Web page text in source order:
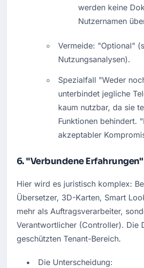
werden keine
Nutzernamen
Vermeide: "Optional"
Nutzungsanalysen).
Spezialfall "Weder
unterbindet jegliche
kaum nutzbar, da sie
Funktionen behindert.
akzeptabler
6. "Verbundene
Hier wird es juristisch komplex:
Übersetzer, 3D-Karten, Smart
mehr als Auftragsverarbeiter,
Verantwortlicher (Controller). Die
geschützten Tenant-Bereich.
Die Unterscheidung: